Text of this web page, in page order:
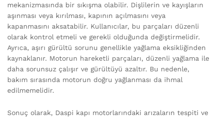
mekanizmasında bir sıkışma olabilir. Dişlilerin ve kayışların
aşınması veya kırılması, kapının açılmasını veya
kapanmasını aksatabilir. Kullanıcılar, bu parçaları düzenli
olarak kontrol etmeli ve gerekli olduğunda değiştirmelidir.
Ayrıca, aşırı gürültü sorunu genellikle yağlama eksikliğinden
kaynaklanır. Motorun hareketli parçaları, düzenli yağlama ile
daha sorunsuz çalışır ve gürültüyü azaltır. Bu nedenle,
bakım sırasında motorun doğru yağlanması da ihmal
edilmemelidir.
Sonuç olarak, Daspi kapı motorlarındaki arızaların tespiti ve